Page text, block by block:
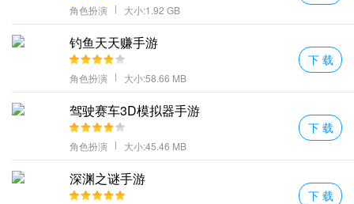
炫酷华丽的技能特效相互碰撞每一次战斗都会让你感到畅快淋漓一
步步的完成更多的任务和主线；
仙途九州体验的奇幻冒险类手游你将感受仙域中的热血动作战斗过
三界封仙录一款深受玩家喜爱的热血仙侠手游在游戏中玩家可以尽
情享受游戏带来的刺激完成任务还有额外奖励。
三界封仙录推荐理由
1、多元化社交结识九州大陆的各路仙友；
2、在加入到帮派中之后就能够开启团队副本集百人之力一起去挑战
角色扮演 大小:1.92 GB
钓鱼天天赚手游
角色扮演 大小:58.66 MB
下 载
驾驶赛车3D模拟器手游
角色扮演 大小:45.46 MB
下 载
深渊之谜手游
下 载